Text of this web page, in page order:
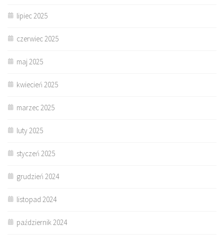
lipiec 2025
czerwiec 2025
maj 2025
kwiecień 2025
marzec 2025
luty 2025
styczeń 2025
grudzień 2024
listopad 2024
październik 2024